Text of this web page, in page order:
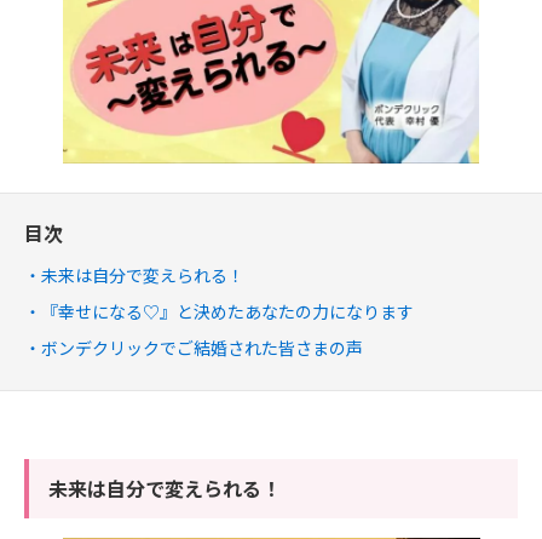
目次
未来は自分で変えられる！
『幸せになる♡』と決めたあなたの力になります
ボンデクリックでご結婚された皆さまの声
未来は自分で変えられる！